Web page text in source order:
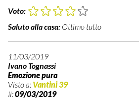
Voto:
Saluto alla casa: Ottimo tutto
11/03/2019
Ivano Tognassi
Emozione pura
Visto a: Vantini 39
Il:09/03/2019